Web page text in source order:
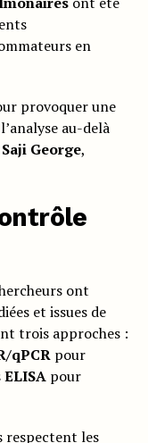
en
provoquer une
au-delà
Saji George,
ont
et issues de
trois approches :
qPCRpour
ELISApour
respectent les